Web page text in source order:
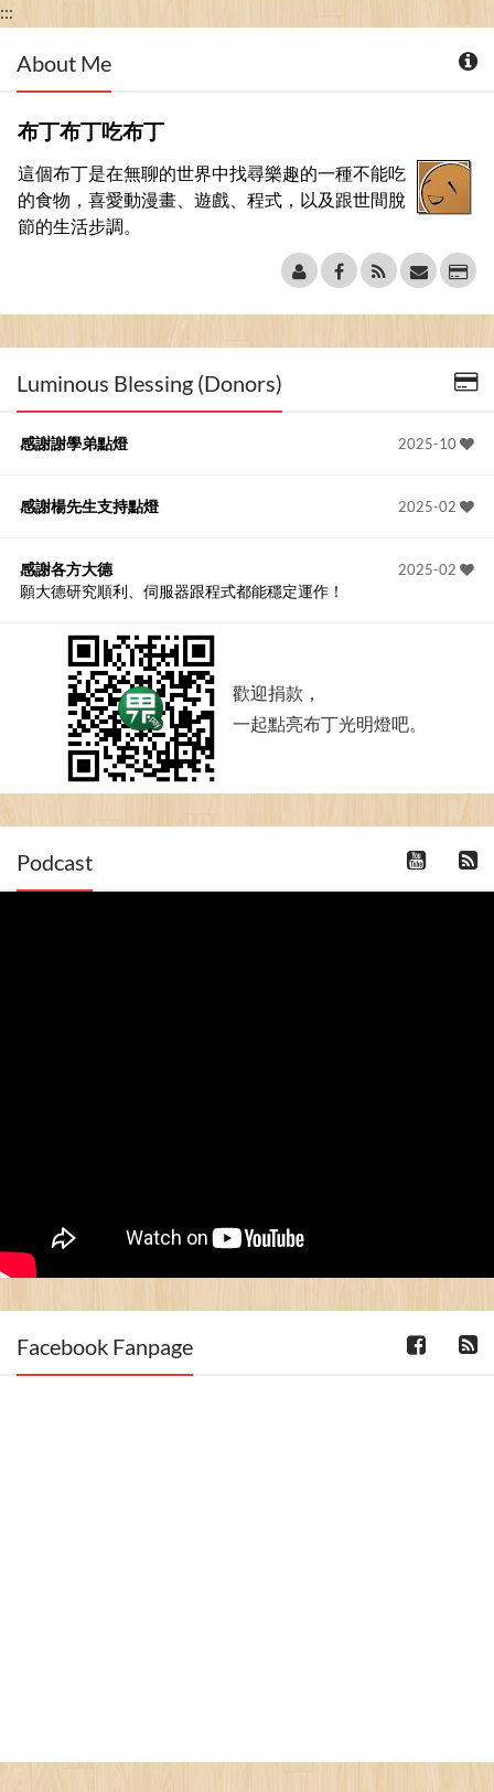
:::
About Me
布丁布丁吃布丁
這個布丁是在無聊的世界中找尋樂趣的一種不能吃
的食物，喜愛動漫畫、遊戲、程式，以及跟世間脫
節的生活步調。
Luminous Blessing (Donors)
2025-10
感謝謝學弟點燈
2025-02
感謝楊先生支持點燈
2025-02
感謝各方大德
願大德研究順利、伺服器跟程式都能穩定運作！
歡迎捐款，
一起點亮布丁光明燈吧。
Podcast
Facebook Fanpage